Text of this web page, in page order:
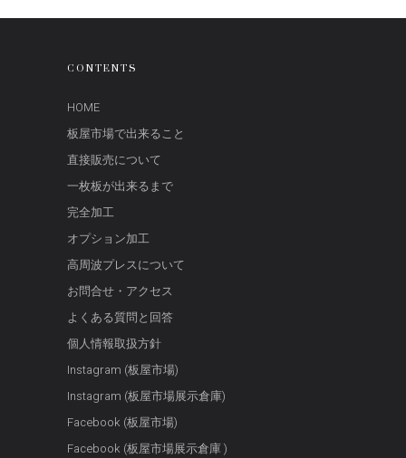
CONTENTS
HOME
板屋市場で出来ること
直接販売について
一枚板が出来るまで
完全加工
オプション加工
高周波プレスについて
お問合せ・アクセス
よくある質問と回答
個人情報取扱方針
Instagram (板屋市場)
Instagram (板屋市場展示倉庫)
Facebook (板屋市場)
Facebook (板屋市場展示倉庫 )